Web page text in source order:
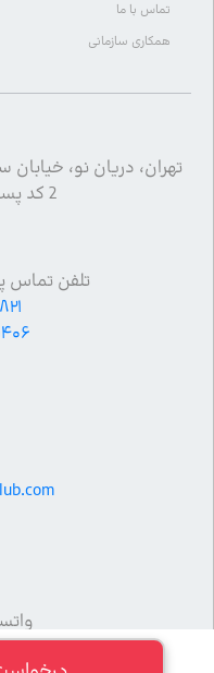
تماس با ما
همکاری سازمانی
2 کد پستی 1455994633
تلفن تماس